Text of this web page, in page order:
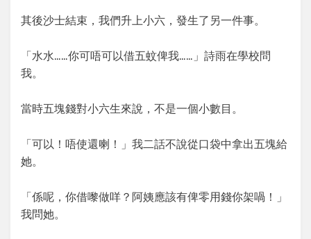
其後沙士結束，我們升上小六，發生了另一件事。
「水水……你可唔可以借五蚊俾我……」詩雨在學校問
我。
當時五塊錢對小六生來說，不是一個小數目。
「可以！唔使還喇！」我二話不說從口袋中拿出五塊給
她。
「係呢，你借嚟做咩？阿姨應該有俾零用錢你架喎！」
我問她。